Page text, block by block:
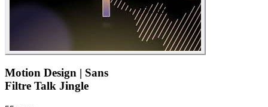
Motion Design | Sans
Filtre Talk Jingle
554 vues